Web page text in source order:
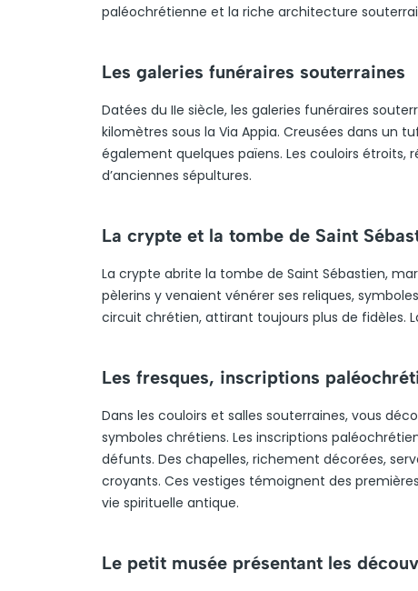
paléochrétienne et la riche architecture
Les galeries funéraires souterraines
Datées du IIe siècle, les galeries funéraires
kilomètres sous la Via Appia. Creusées dans un
également quelques païens. Les couloirs
d’anciennes sépultures.
La crypte et la tombe de Saint
La crypte abrite la tombe de Saint Sébastien,
pèlerins y venaient vénérer ses reliques,
circuit chrétien, attirant toujours plus de fidèles.
Les fresques, inscriptions
Dans les couloirs et salles souterraines, vous
symboles chrétiens. Les inscriptions
défunts. Des chapelles, richement décorées,
croyants. Ces vestiges témoignent des
vie spirituelle antique.
Le petit musée présentant les